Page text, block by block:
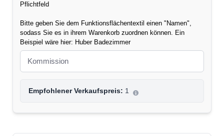
Pflichtfeld
Bitte geben Sie dem Funktionsflächentextil einen "Namen",
sodass Sie es in ihrem Warenkorb zuordnen können. Ein
Beispiel wäre hier: Huber Badezimmer
Empfohlener Verkaufspreis: 1